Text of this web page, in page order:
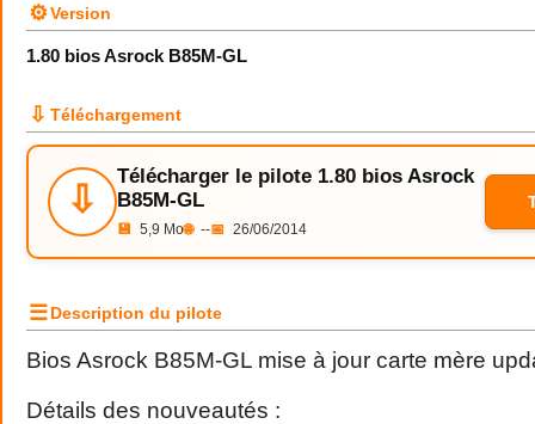
⚙Version
1.80 bios Asrock B85M-GL
⇩ Téléchargement
⇩
Télécharger le pilote 1.80 bios Asrock
B85M-GL
💾 5,9 Mo🌐 --📅 26/06/2014
☰Description du pilote
Bios Asrock B85M-GL mise à jour carte mère
Détails des nouveautés :